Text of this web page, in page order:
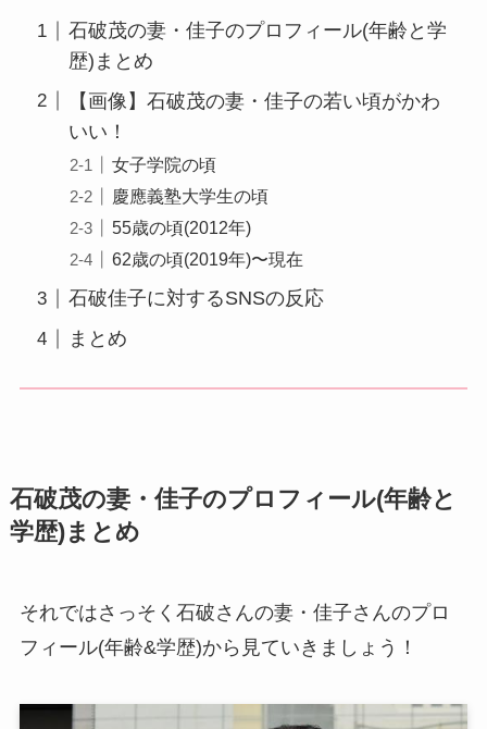
石破茂の妻・佳子のプロフィール(年齢と学
歴)まとめ
【画像】石破茂の妻・佳子の若い頃がかわ
いい！
女子学院の頃
慶應義塾大学生の頃
55歳の頃(2012年)
62歳の頃(2019年)〜現在
石破佳子に対するSNSの反応
まとめ
石破茂の妻・佳子のプロフィール(年齢と
学歴)まとめ
それではさっそく石破さんの妻・佳子さんのプロ
フィール(年齢&学歴)から見ていきましょう！